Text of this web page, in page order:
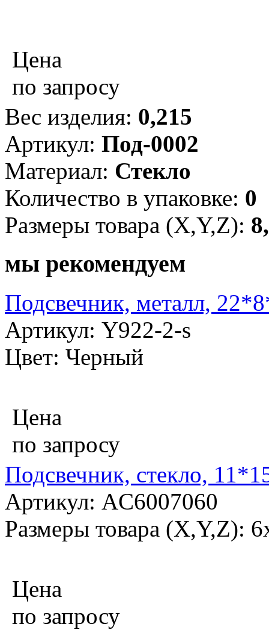
Цена
по запросу
Вес изделия: 0,215
Артикул: Под-0002
Материал: Стекло
Количество в упаковке: 0
Размеры товара (X,Y,Z):
мы рекомендуем
Подсвечник, металл,
Артикул: Y922-2-s
Цвет: Черный
Цена
по запросу
Подсвечник, стекло,
Артикул: AC6007060
Размеры товара (X,Y,Z):
Цена
по запросу